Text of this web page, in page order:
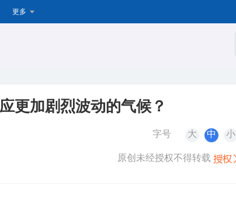
更多
更加剧烈波动的气候？
字号 大 中 小
原创未经授权不得转载